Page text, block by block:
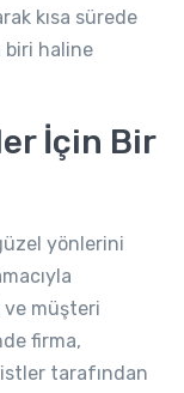
kısa sürede
biri haline
İçin Bir
yönlerini
müşteri
firma,
tarafından